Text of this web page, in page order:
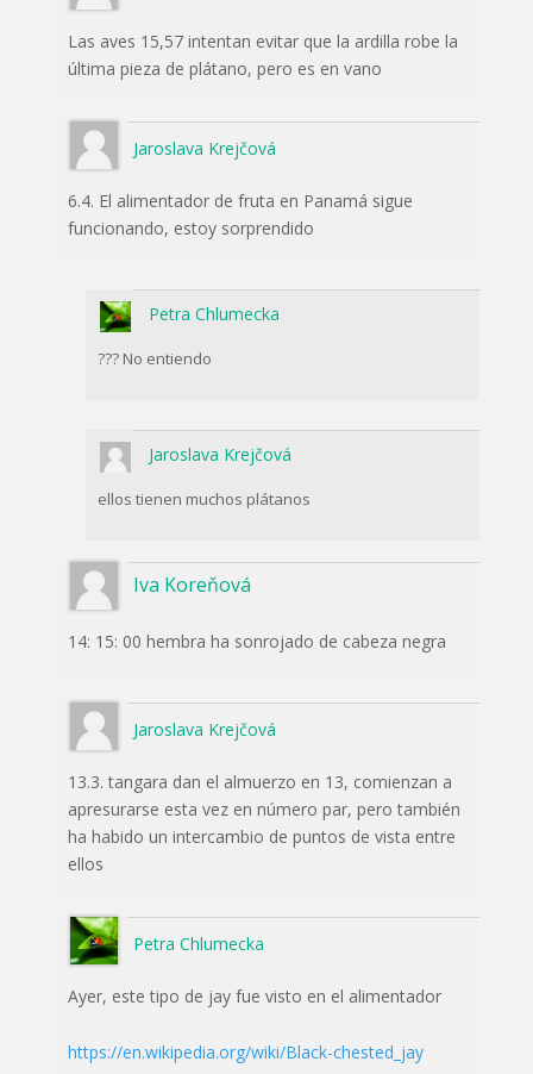
Las aves 15,57 intentan evitar que la ardilla robe la
última pieza de plátano, pero es en vano
Jaroslava Krejčová
6.4. El alimentador de fruta en Panamá sigue
funcionando, estoy sorprendido
Petra Chlumecka
??? No entiendo
Jaroslava Krejčová
ellos tienen muchos plátanos
Iva Koreňová
14: 15: 00 hembra ha sonrojado de cabeza negra
Jaroslava Krejčová
13.3. tangara dan el almuerzo en 13, comienzan a
apresurarse esta vez en número par, pero también
ha habido un intercambio de puntos de vista entre
ellos
Petra Chlumecka
Ayer, este tipo de jay fue visto en el alimentador
https://en.wikipedia.org/wiki/Black-chested_jay